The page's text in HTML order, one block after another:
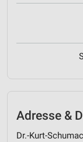
Adresse &
Dr.-Kurt-